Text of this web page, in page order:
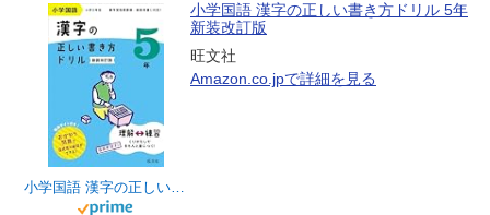
小学国語 漢字の正しい書き方ドリル 5年 新装改訂版
小学国語 漢字の正しい書き方ドリル 5年
新装改訂版
旺文社
Amazon.co.jpで詳細を見る